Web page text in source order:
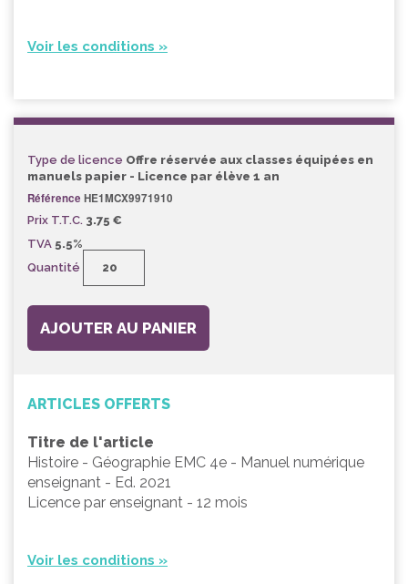
Voir les conditions »
Type de licence Offre réservée aux classes équipées en
manuels papier - Licence par élève 1 an
Référence HE1MCX9971910
Prix T.T.C. 3.75 €
TVA 5.5%
Quantité
AJOUTER AU PANIER
ARTICLES OFFERTS
Titre de l'article
Histoire - Géographie EMC 4e - Manuel numérique
enseignant - Ed. 2021
Licence par enseignant - 12 mois
Voir les conditions »